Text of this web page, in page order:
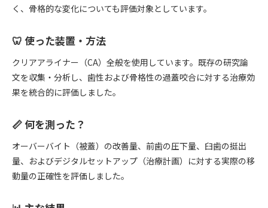
く、骨格的な変化についても評価対象としています。
🦷 使った装置・方法
クリアアライナー（CA）全般を使用しています。既存の研究論
文を収集・分析し、歯性および骨格性の過蓋咬合に対する治療効
果を統合的に評価しました。
📏 何を測った？
オーバーバイト（被蓋）の改善量、前歯の圧下量、臼歯の挺出
量、およびデジタルセットアップ（治療計画）に対する実際の移
動量の正確性を評価しました。